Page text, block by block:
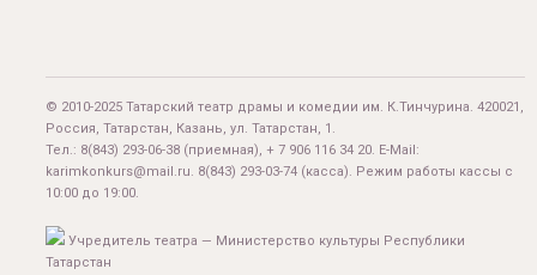
© 2010-2025 Татарский театр драмы и комедии им. К.Тинчурина. 420021,
Россия, Татарстан, Казань, ул. Татарстан, 1.
Тел.: 8(843) 293-06-38 (приемная), + 7 906 116 34 20. E-Mail:
karimkonkurs@mail.ru. 8(843) 293-03-74 (касса). Режим работы кассы с
10:00 до 19:00.
Учредитель театра — Министерство культуры Республики
Татарстан